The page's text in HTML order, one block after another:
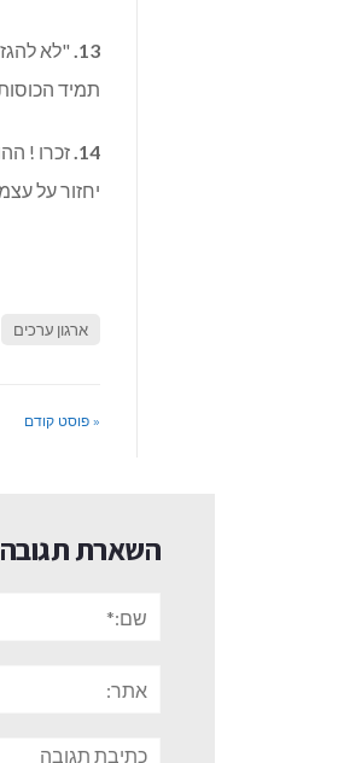
13. "לא
תמיד
14. זכרו !
יחזור על
ארגון ערכים
« פוסט קודם
השארת תגובה
תגובה